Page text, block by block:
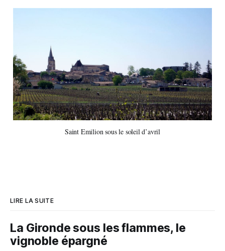
Saint Emilion sous le soleil d’avril
LIRE LA SUITE
La Gironde sous les flammes, le
vignoble épargné